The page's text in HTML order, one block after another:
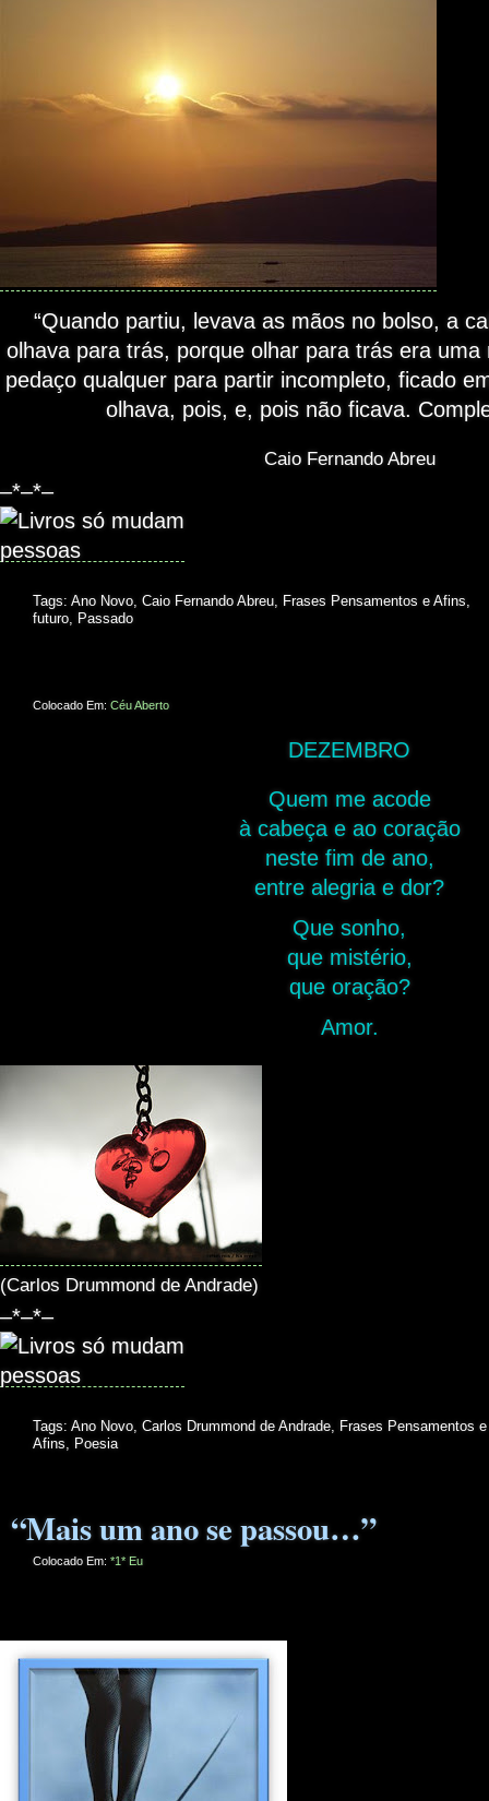
“Quando partiu, levava as mãos no bolso, a
olhava para trás, porque olhar para trás era uma
pedaço qualquer para partir incompleto, ficado
olhava, pois, e, pois não ficava.
Caio Fernando Abreu
–*–*–
Tags: Ano Novo Caio Fernando Abreu Frases Pensamentos e Afins
futuro Passado
Colocado Em: Céu Aberto
DEZEMBRO
Quem me acode
à cabeça e ao coração
neste fim de ano,
entre alegria e dor?
Que sonho,
que mistério,
que oração?
Amor.
(Carlos Drummond de Andrade)
–*–*–
Tags: Ano Novo, Carlos Drummond de Andrade, Frases Pensamentos e
Afins, Poesia
“Mais um ano se passou…”
Colocado Em: *1* Eu